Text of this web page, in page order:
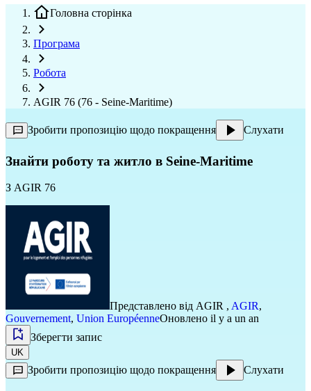
Головна сторінка
Програма
Робота
AGIR 76 (76 - Seine-Maritime)
Зробити пропозицію щодо покращення Слухати
Знайти роботу та житло в Seine-Maritime
З AGIR 76
Представлено від AGIR , AGIR,
Gouvernement, Union EuropéenneОновлено il y a un an
Зберегти запис
UK
Зробити пропозицію щодо покращення Слухати